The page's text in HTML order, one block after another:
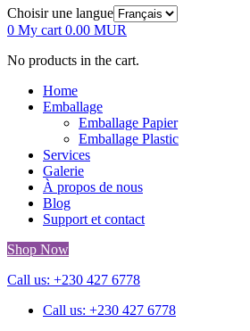
Choisir une langue
0 My cart 0.00 MUR
No products in the cart.
Home
Emballage
Emballage Papier
Emballage Plastic
Services
Galerie
À propos de nous
Blog
Support et contact
Shop Now
Call us: +230 427 6778
Call us: +230 427 6778